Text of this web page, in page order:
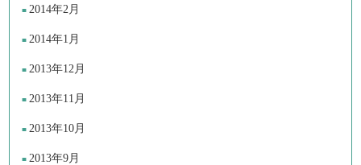
2014年2月
2014年1月
2013年12月
2013年11月
2013年10月
2013年9月